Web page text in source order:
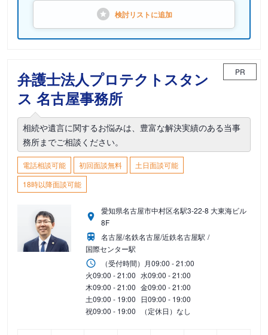
検討リストに追加
弁護士法人プロテクトスタン
ス 名古屋事務所
PR
相続や遺言に関するお悩みは、豊富な解決実績のある当事
務所までご相談ください。
電話相談可能 初回面談無料
土日面談可能
18時以降面談可能
愛知県名古屋市中村区名駅3-22-8 大東海ビル
8F
名古屋/名鉄名古屋/近鉄名古屋駅
国際センター駅
（受付時間） 月09:00 - 21:00
火09:00 - 21:00 水09:00 - 21:00
木09:00 - 21:00 金09:00 - 21:00
土09:00 - 19:00 日09:00 - 19:00
祝09:00 - 19:00 （定休日）なし